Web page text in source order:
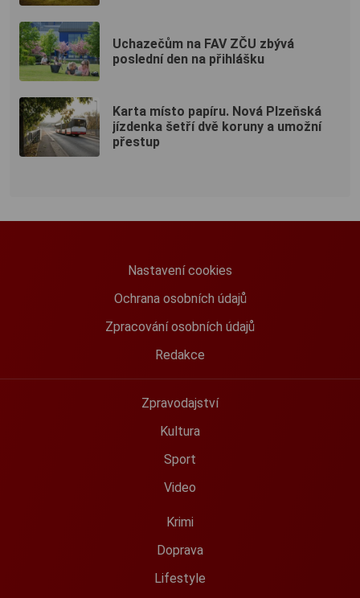
Uchazečům na FAV ZČU zbývá
poslední den na přihlášku
Karta místo papíru. Nová Plzeňská
jízdenka šetří dvě koruny a umožní
přestup
Nastavení cookies
Ochrana osobních údajů
Zpracování osobních údajů
Redakce
Zpravodajství
Kultura
Sport
Video
Krimi
Doprava
Lifestyle